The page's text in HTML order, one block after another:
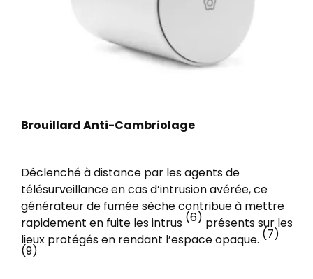
Brouillard Anti-Cambriolage
Déclenché à distance par les agents de
télésurveillance en cas d’intrusion avérée, ce
générateur de fumée sèche contribue à mettre
rapidement en fuite les intrus (6) présents sur les
lieux protégés en rendant l’espace opaque. (7)
(9)